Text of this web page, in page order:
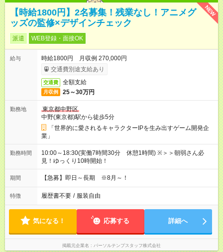
NEW
【時給1800円】2名募集！残業なし！アニメグ
ッズの監修×デザインチェック
派遣 WEB登録・面接OK
給与
時給1800円 月収例 270,000円
交通費別途支給あり
交通費 全額支給
月収例 25～30万円
勤務地
東京都中野区
中野(東京都)駅から徒歩5分
「世界的に愛されるキャラクターIPを生み出すゲーム開発企
業」
勤務時間
10:00～18:30(実働7時間30分 休憩1時間) ※＞＞朝弱さん必
見！ゆっくり10時開始！
期間 【急募】即日～長期 ※8月～！
特徴 履歴書不要 / 服装自由
気になる！ 応募する 詳細へ
掲載元企業名 パーソルテンプスタッフ株式会社